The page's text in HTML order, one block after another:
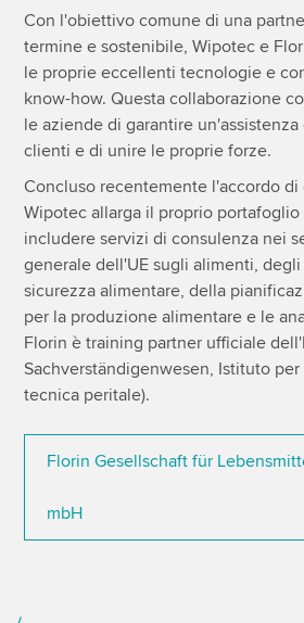
Con l'obiettivo comune di una
termine e sostenibile, Wipotec e
le proprie eccellenti tecnologie e
know-how. Questa collaborazione
le aziende di garantire
clienti e di unire le proprie forze.
Concluso recentemente l'accordo di
Wipotec allarga il proprio
includere servizi di consulenza nei
generale dell'UE sugli alimenti, degli
sicurezza alimentare, della
per la produzione alimentare e le
Florin è training partner ufficiale
Sachverständigenwesen, Istituto
tecnica peritale).
Florin Gesellschaft für
mbH